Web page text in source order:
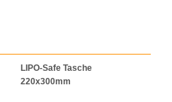
LIPO-Safe Tasche
220x300mm